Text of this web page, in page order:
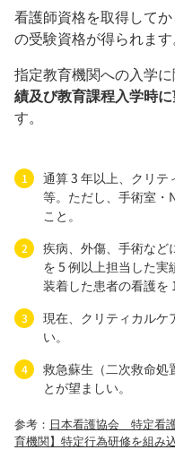
看護師資格を取得して
の受験資格が得られます
指定教育機関への入学に
績及び教育課程入学時
す。
通算 3 年以上、クリ
等。ただし、手術室・
こと。
疾病、外傷、手術など
を 5 例以上担当した
装着した患者の看護を
現在、クリティカルケ
い。
救急蘇生（二次救命処
とが望ましい。
参考： 日本看護協会 特定看
育機関】特定行為研修を組み